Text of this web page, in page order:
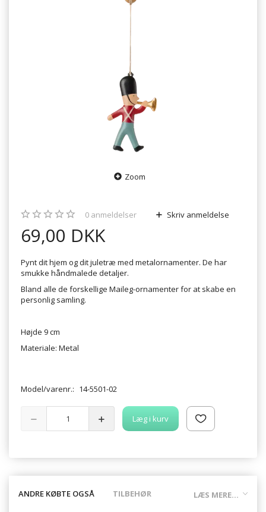
Zoom
0 anmeldelser Skriv anmeldelse
69,00 DKK
Pynt dit hjem og dit juletræ med metalornamenter. De har
smukke håndmalede detaljer.
Bland alle de forskellige Maileg-ornamenter for at skabe en
personlig samling.
Højde 9 cm
Materiale: Metal
Model/varenr.: 14-5501-02
Læg i kurv
LÆS MERE...
ANDRE KØBTE OGSÅ TILBEHØR